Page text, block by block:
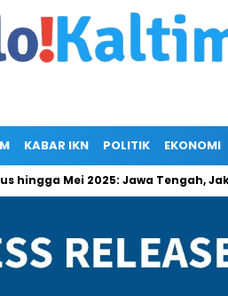
KABAR IKN POLITIK EKONOMI
Mei 2025: Jawa Tengah,